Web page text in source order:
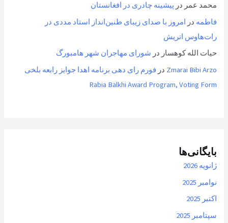
محمد عمر در پیشینه چادری در افغانستان
فاطمه در امروز با صدای زیبای طنین‌انداز استاد مددی در
رات‌هاوس اتریش
حیات الله کوهسار در شورای مهاجران شهر هامبورگ
Zmarai Bibi Arzo در فورم رای دهی برنامه اهدا جوایز رابعه بلخی
Rabia Balkhi Award Program, Voting Form
بایگانی‌ها
ژانویه 2026
نوامبر 2025
اکتبر 2025
سپتامبر 2025